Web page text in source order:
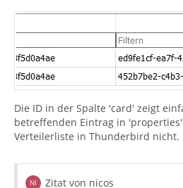
Die ID in der Spalte 'card' zeigt
betreffenden Eintrag in
Verteilerliste in Thunderbird nicht.
Zitat von nicos